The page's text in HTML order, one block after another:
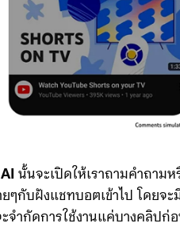
นั้นจะเปิดให้เราถามคำถาม
ๆกับฝังแชทบอตเข้าไป โดยจ
จำกัดการใช้งานแค่บางคลิปก่